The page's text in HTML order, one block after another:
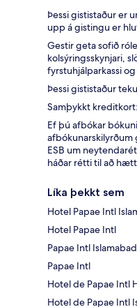
Þessi gististaður er
upp á gistingu er
Gestir geta sofið
kolsýringsskynjari,
fyrstuhjálparkassi
Þessi gististaður
Samþykkt
Ef þú afbókar
ESB um
háðar rétti til að
Líka þekkt sem
Hotel Papae Intl
Hotel Papae Intl
Papae Intl Islamabad
Papae Intl
Hotel de Papae Intl
Hotel de Papae Intl